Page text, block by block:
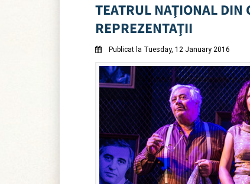
TEATRUL NAŢIONAL DIN
REPREZENTAŢII
Publicat la Tuesday, 12 January 2016